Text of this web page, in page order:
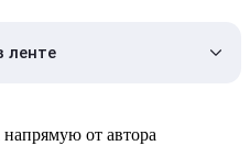
ленте
напрямую от автора